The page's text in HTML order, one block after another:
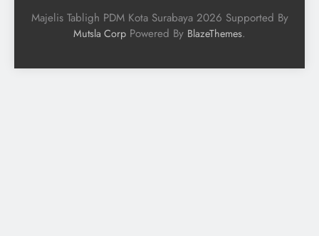
Majelis Tabligh PDM Kota Surabaya 2026 Supported By
Mutsla Corp Powered By BlazeThemes.